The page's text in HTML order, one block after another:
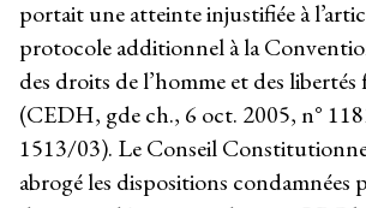
portait une atteinte injustifiée à
protocole additionnel à la
des droits de l’homme et des
(CEDH, gde ch., 6 oct. 2005, n°
1513/03). Le Conseil
abrogé les dispositions condamnées